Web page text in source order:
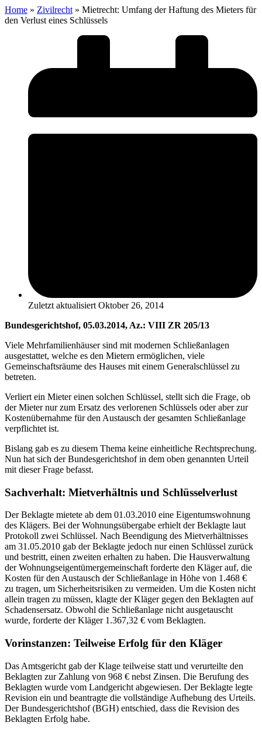
Home » Zivilrecht » Mietrecht: Umfang der Haftung des Mieters für
den Verlust eines Schlüssels
Zuletzt aktualisiert Oktober 26, 2014
Bundesgerichtshof, 05.03.2014, Az.: VIII ZR 205/13
Viele Mehrfamilienhäuser sind mit modernen Schließanlagen
ausgestattet, welche es den Mietern ermöglichen, viele
Gemeinschaftsräume des Hauses mit einem Generalschlüssel zu
betreten.
Verliert ein Mieter einen solchen Schlüssel, stellt sich die Frage, ob
der Mieter nur zum Ersatz des verlorenen Schlüssels oder aber zur
Kostenübernahme für den Austausch der gesamten Schließanlage
verpflichtet ist.
Bislang gab es zu diesem Thema keine einheitliche Rechtsprechung.
Nun hat sich der Bundesgerichtshof in dem oben genannten Urteil
mit dieser Frage befasst.
Sachverhalt: Mietverhältnis und Schlüsselverlust
Der Beklagte mietete ab dem 01.03.2010 eine Eigentumswohnung
des Klägers. Bei der Wohnungsübergabe erhielt der Beklagte laut
Protokoll zwei Schlüssel. Nach Beendigung des Mietverhältnisses
am 31.05.2010 gab der Beklagte jedoch nur einen Schlüssel zurück
und bestritt, einen zweiten erhalten zu haben. Die Hausverwaltung
der Wohnungseigentümergemeinschaft forderte den Kläger auf, die
Kosten für den Austausch der Schließanlage in Höhe von 1.468 €
zu tragen, um Sicherheitsrisiken zu vermeiden. Um die Kosten nicht
allein tragen zu müssen, klagte der Kläger gegen den Beklagten auf
Schadensersatz. Obwohl die Schließanlage nicht ausgetauscht
wurde, forderte der Kläger 1.367,32 € vom Beklagten.
Vorinstanzen: Teilweise Erfolg für den Kläger
Das Amtsgericht gab der Klage teilweise statt und verurteilte den
Beklagten zur Zahlung von 968 € nebst Zinsen. Die Berufung des
Beklagten wurde vom Landgericht abgewiesen. Der Beklagte legte
Revision ein und beantragte die vollständige Aufhebung des Urteils.
Der Bundesgerichtshof (BGH) entschied, dass die Revision des
Beklagten Erfolg habe.